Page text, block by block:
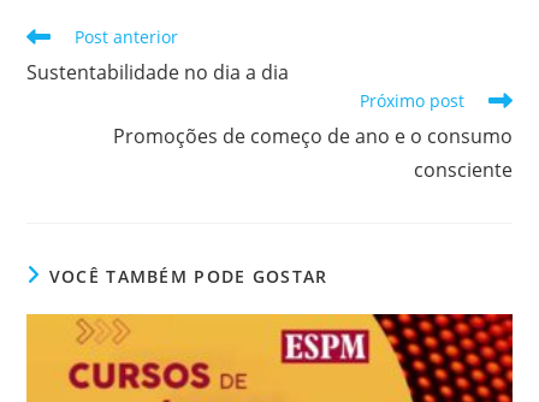
Post anterior
Sustentabilidade no dia a dia
Próximo post
Promoções de começo de ano e o consumo
consciente
VOCÊ TAMBÉM PODE GOSTAR